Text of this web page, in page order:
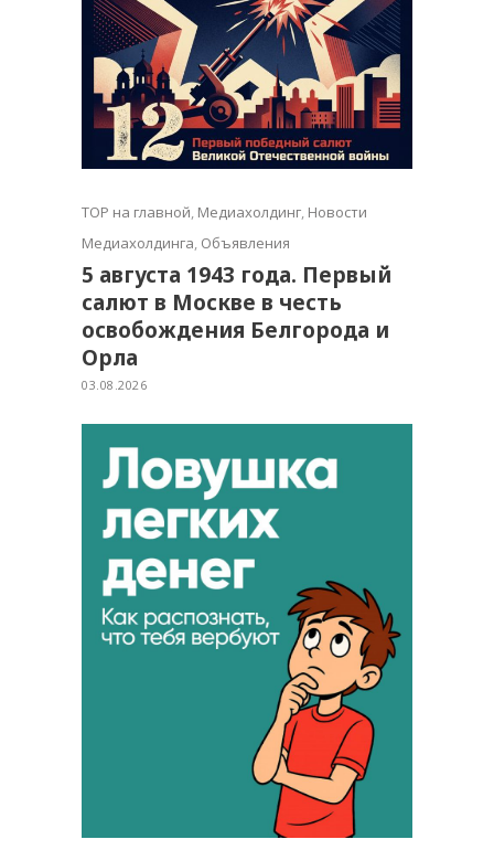
TOP на главной, Медиахолдинг, Новости
Медиахолдинга, Объявления
5 августа 1943 года. Первый
салют в Москве в честь
освобождения Белгорода и
Орла
03.08.2026